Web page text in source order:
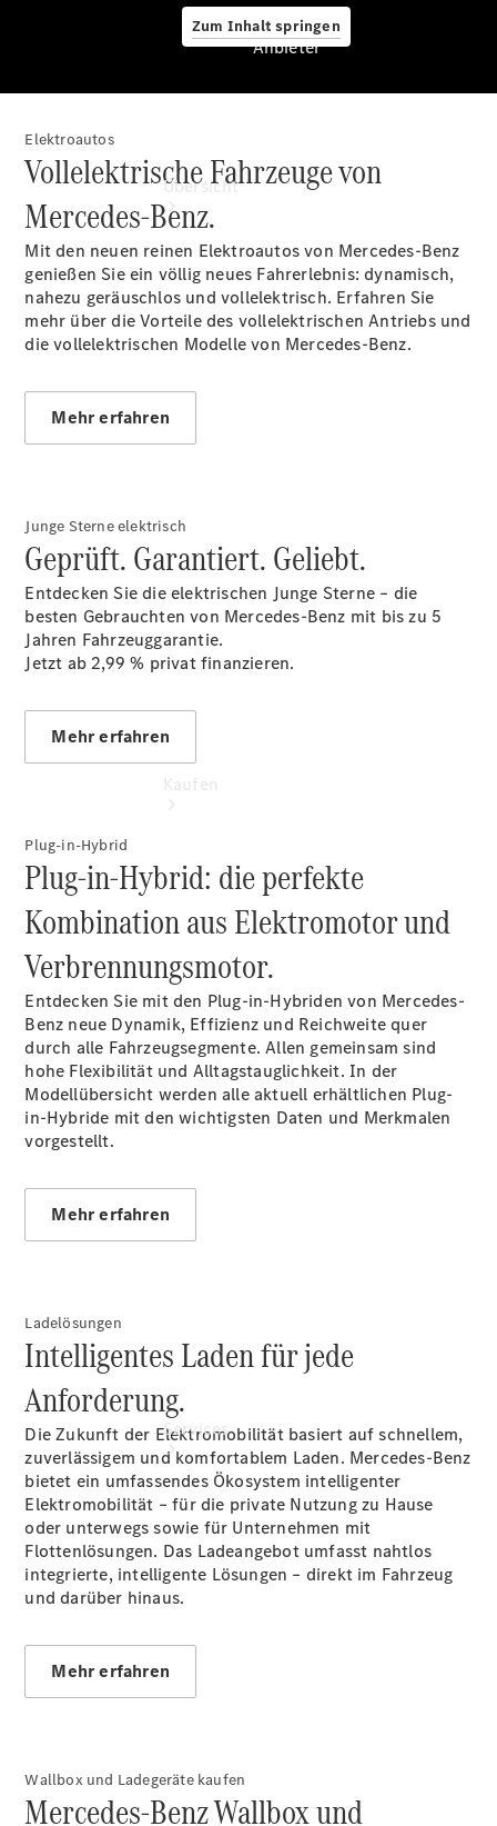
Zum Inhalt springen
Übersicht
Ansprechpartner
finden
Tel: +49
4221 9757 0
Übersicht
Gebrauchtwagensuche
Junge
Sterne
Junge
Sterne -
elektrisch
Mercedes-
Store
Services
Übersicht
Kompletträder
Teile &
Schadenhilfe
Werkstatt
Anbieter
Elektroautos
Vollelektrische Fahrzeuge von
Mercedes-Benz.
Mit den neuen reinen Elektroautos von Mercedes-Benz
genießen Sie ein völlig neues Fahrerlebnis: dynamisch,
nahezu geräuschlos und vollelektrisch. Erfahren Sie
mehr über die Vorteile des vollelektrischen Antriebs und
die vollelektrischen Modelle von Mercedes-Benz.
Mehr erfahren
Junge Sterne elektrisch
Geprüft. Garantiert. Geliebt.
Entdecken Sie die elektrischen Junge Sterne – die
besten Gebrauchten von Mercedes-Benz mit bis zu 5
Jahren Fahrzeuggarantie.
Jetzt ab 2,99 % privat finanzieren.
Mehr erfahren
Plug-in-Hybrid
Plug-in-Hybrid: die perfekte
Kombination aus Elektromotor und
Verbrennungsmotor.
Entdecken Sie mit den Plug-in-Hybriden von Mercedes-
Benz neue Dynamik, Effizienz und Reichweite quer
durch alle Fahrzeugsegmente. Allen gemeinsam sind
hohe Flexibilität und Alltagstauglichkeit. In der
Modellübersicht werden alle aktuell erhältlichen Plug-
in-Hybride mit den wichtigsten Daten und Merkmalen
vorgestellt.
Mehr erfahren
Ladelösungen
Intelligentes Laden für jede
Anforderung.
Die Zukunft der Elektromobilität basiert auf schnellem,
zuverlässigem und komfortablem Laden. Mercedes-Benz
bietet ein umfassendes Ökosystem intelligenter
Elektromobilität – für die private Nutzung zu Hause
oder unterwegs sowie für Unternehmen mit
Flottenlösungen. Das Ladeangebot umfasst nahtlos
integrierte, intelligente Lösungen – direkt im Fahrzeug
und darüber hinaus.
Mehr erfahren
Wallbox und Ladegeräte kaufen
Mercedes-Benz Wallbox und